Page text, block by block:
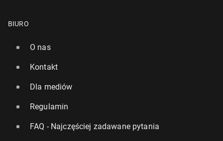
BIURO
O nas
Kontakt
Dla mediów
Regulamin
FAQ - Najczęściej zadawane pytania